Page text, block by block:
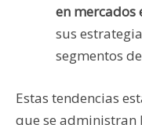
en mercados
sus
segmentos
Estas tendencias
que se administran